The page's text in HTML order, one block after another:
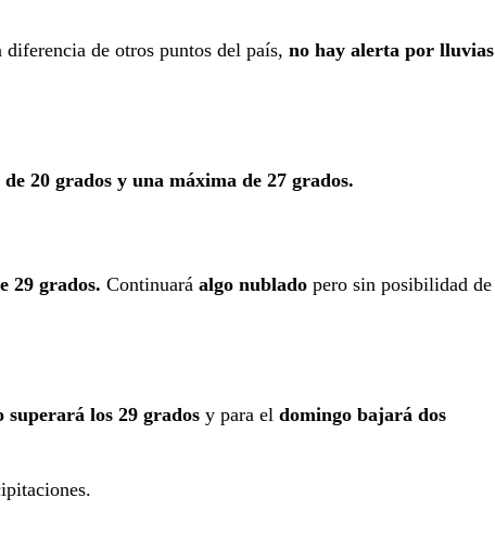
de otros puntos del país, no hay alerta por lluvias
20 grados y una máxima de 27 grados.
29 grados. Continuará algo nublado pero sin posibilidad de
superará los 29 grados y para el domingo bajará dos